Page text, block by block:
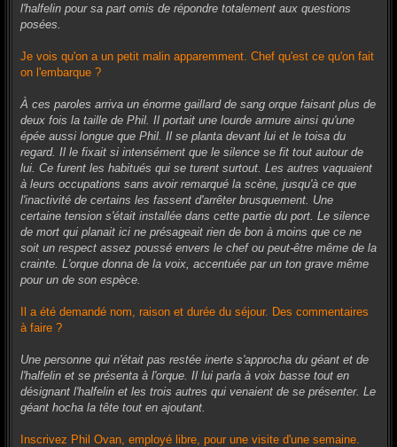
l'halfelin pour sa part omis de répondre totalement aux questions
posées.
Je vois qu'on a un petit malin apparemment. Chef qu'est ce qu'on fait
on l'embarque ?
À ces paroles arriva un énorme gaillard de sang orque faisant plus de
deux fois la taille de Phil. Il portait une lourde armure ainsi qu'une
épée aussi longue que Phil. Il se planta devant lui et le toisa du
regard. Il le fixait si intensément que le silence se fit tout autour de
lui. Ce furent les habitués qui se turent surtout. Les autres vaquaient
à leurs occupations sans avoir remarqué la scène, jusqu'à ce que
l'inactivité de certains les fassent d'arrêter brusquement. Une
certaine tension s'était installée dans cette partie du port. Le silence
de mort qui planait ici ne présageait rien de bon à moins que ce ne
soit un respect assez poussé envers le chef ou peut-être même de la
crainte. L'orque donna de la voix, accentuée par un ton grave même
pour un de son espèce.
Il a été demandé nom, raison et durée du séjour. Des commentaires
à faire ?
Une personne qui n'était pas restée inerte s'approcha du géant et de
l'halfelin et se présenta à l'orque. Il lui parla à voix basse tout en
désignant l'halfelin et les trois autres qui venaient de se présenter. Le
géant hocha la tête tout en ajoutant.
Inscrivez Phil Ovan, employé libre, pour une visite d'une semaine.